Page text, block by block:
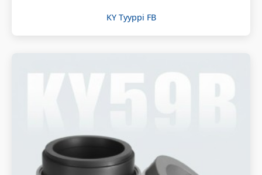
KY Tyyppi FB